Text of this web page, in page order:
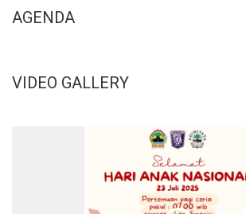
AGENDA
VIDEO GALLERY